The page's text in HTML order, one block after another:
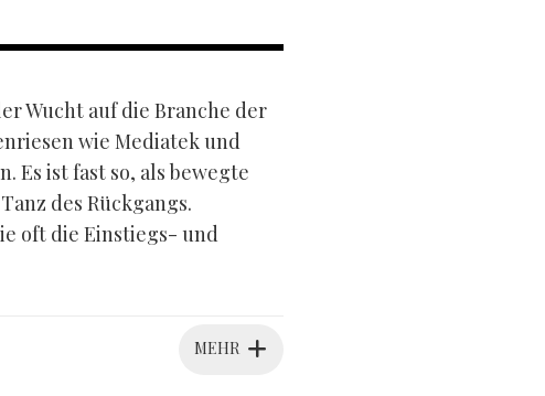
Wucht auf die Branche der
wie Mediatek und
Es ist fast so, als bewegte
des Rückgangs.
oft die Einstiegs- und
MEHR